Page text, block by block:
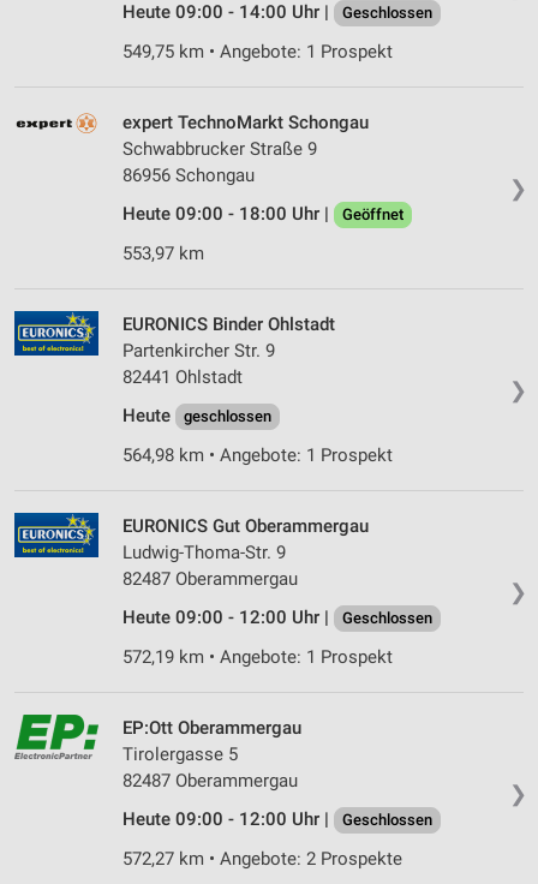
Heute 09:00 - 14:00 Uhr |
Geschlossen
549,75 km • Angebote: 1 Prospekt
❯
expert TechnoMarkt Schongau
Schwabbrucker Straße 9
86956 Schongau
Heute 09:00 - 18:00 Uhr |
Geöffnet
553,97 km
❯
EURONICS Binder Ohlstadt
Partenkircher Str. 9
82441 Ohlstadt
Heute
geschlossen
564,98 km • Angebote: 1 Prospekt
❯
EURONICS Gut Oberammergau
Ludwig-Thoma-Str. 9
82487 Oberammergau
Heute 09:00 - 12:00 Uhr |
Geschlossen
572,19 km • Angebote: 1 Prospekt
❯
EP:Ott Oberammergau
Tirolergasse 5
82487 Oberammergau
Heute 09:00 - 12:00 Uhr |
Geschlossen
572,27 km • Angebote: 2 Prospekte